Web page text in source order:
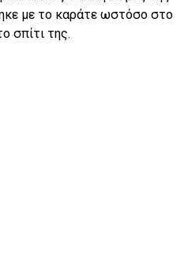
με το καράτε ωστόσο στο
σπίτι της.